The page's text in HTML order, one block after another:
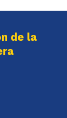
de la